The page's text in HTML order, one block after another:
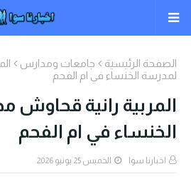
الصفحة الرئيسية جامعات ومدارس
لمدرسة الخنساء في ام الفحم
المربية رانية قحاوش
الخنساء في ام الفحم
اخبارنا سوا الخميس 25 يونيو 2026